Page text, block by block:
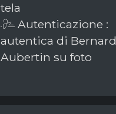
tela
Autenticazione :
autentica di Bernard
Aubertin su foto